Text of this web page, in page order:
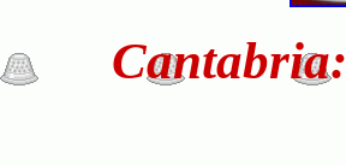
Cantabria: